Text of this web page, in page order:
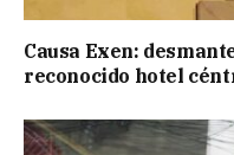
Causa Exen:
reconocido hotel